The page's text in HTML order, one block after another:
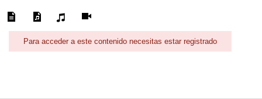
Para acceder a este contenido necesitas estar registrado